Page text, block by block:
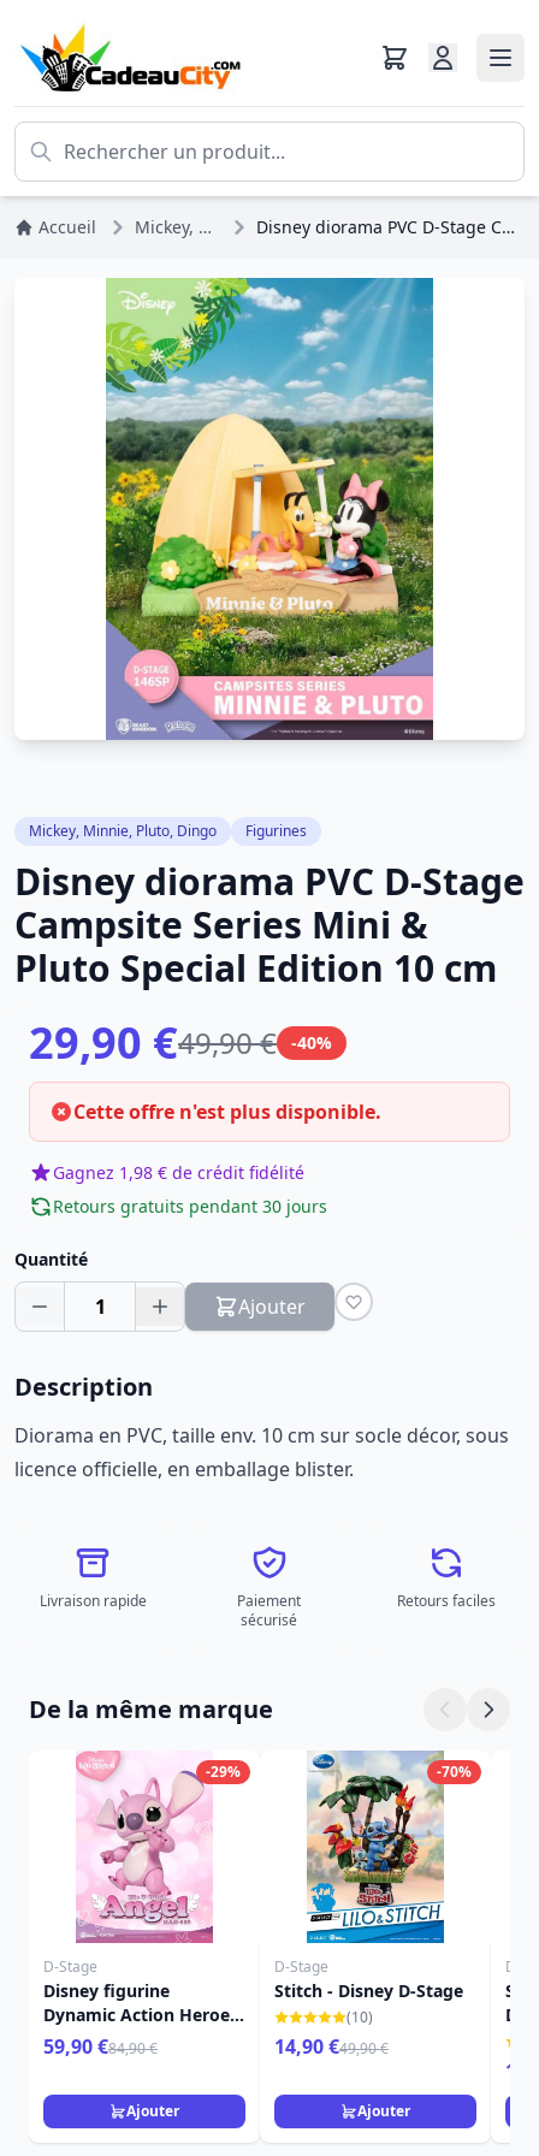
Accueil Mickey, Minnie, Pluto, Dingo Disney diorama PVC D-Stage Campsite Series Mini & Pluto Special Edition 10 cm
Mickey, Minnie, Pluto, Dingo Figurines
Disney diorama PVC D-Stage
Campsite Series Mini &
Pluto Special Edition 10 cm
29,90 €49,90 € -40%
Cette offre n'est plus disponible.
Gagnez 1,98 € de crédit fidélité
Retours gratuits pendant 30 jours
Quantité
1 Ajouter
Description
Diorama en PVC, taille env. 10 cm sur socle décor, sous
licence officielle, en emballage blister.
Livraison rapide
Paiement
sécurisé
Retours faciles
De la même marque
-29%
D-Stage
Disney figurine
Dynamic Action Heroes
1/9 Angel (Lilo & Stitch)
16 cm
59,90 €84,90 €
Ajouter
-70%
D-Stage
Stitch - Disney D-Stage
(10)
14,90 €49,90 €
Ajouter
D-